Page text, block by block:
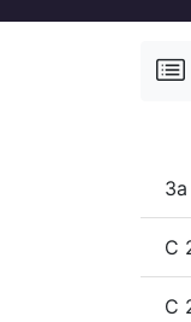
С
С